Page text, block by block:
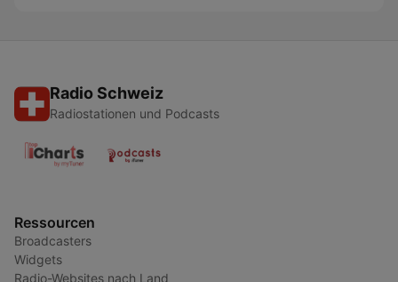
Radio Schweiz
Radiostationen und Podcasts
Ressourcen
Broadcasters
Widgets
Radio-Websites nach Land